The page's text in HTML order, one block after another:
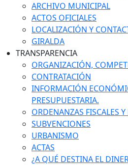
ARCHIVO MUNICIPAL
ACTOS OFICIALES
LOCALIZACIÓN Y
GIRALDA
TRANSPARENCIA
ORGANIZACIÓN,
CONTRATACIÓN
INFORMACIÓN
PRESUPUESTARIA.
ORDENANZAS FISCALES
SUBVENCIONES
URBANISMO
ACTAS
¿A QUÉ DESTINA EL